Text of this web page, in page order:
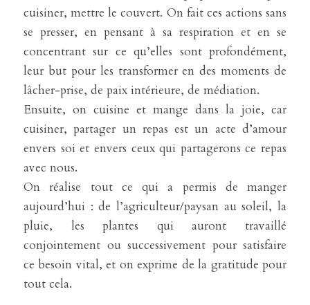
cuisiner, mettre le couvert. On fait ces actions sans
se presser, en pensant à sa respiration et en se
concentrant sur ce qu’elles sont profondément,
leur but pour les transformer en des moments de
lâcher-prise, de paix intérieure, de médiation.
Ensuite, on cuisine et mange dans la joie, car
cuisiner, partager un repas est un acte d’amour
envers soi et envers ceux qui partagerons ce repas
avec nous.
On réalise tout ce qui a permis de manger
aujourd’hui : de l’agriculteur/paysan au soleil, la
pluie, les plantes qui auront travaillé
conjointement ou successivement pour satisfaire
ce besoin vital, et on exprime de la gratitude pour
tout cela.